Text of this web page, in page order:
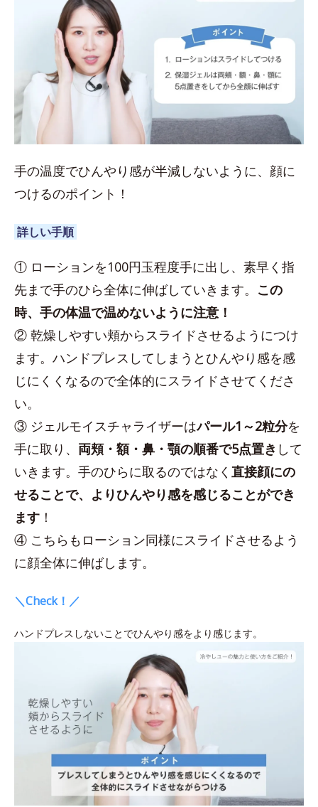
手の温度でひんやり感が半減しないように、顔に
つけるのポイント！
詳しい手順
① ローションを100円玉程度手に出し、素早く指
先まで手のひら全体に伸ばしていきます。 この
時、手の体温で温めないように注意！
② 乾燥しやすい頬からスライドさせるようにつけ
ます。ハンドプレスしてしまうとひんやり感を感
じにくくなるので全体的にスライドさせてくださ
い。
③ ジェルモイスチャライザーはパール1～2粒分を
手に取り、 両頬・額・鼻・顎の順番で5点置き して
いきます。手のひらに取るのではなく 直接顔にの
せることで、よりひんやり感を感じることができ
ます ！
④ こちらもローション同様にスライドさせるよう
に顔全体に伸ばします。
＼Check！／
ハンドプレスしないことでひんやり感をより感じます。